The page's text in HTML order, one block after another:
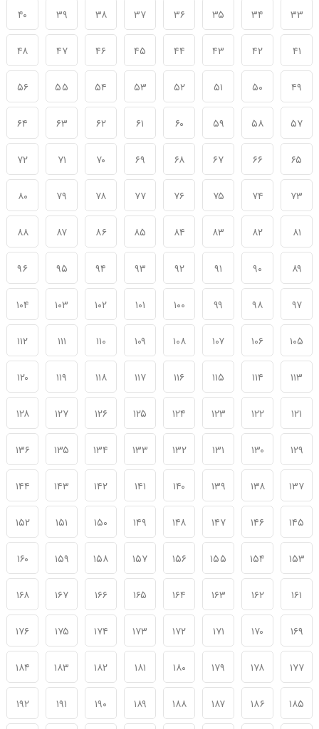
۳۳ ۳۴ ۳۵ ۳۶ ۳۷ ۳۸ ۳۹ ۴۰
۴۱ ۴۲ ۴۳ ۴۴ ۴۵ ۴۶ ۴۷ ۴۸
۴۹ ۵۰ ۵۱ ۵۲ ۵۳ ۵۴ ۵۵ ۵۶
۵۷ ۵۸ ۵۹ ۶۰ ۶۱ ۶۲ ۶۳ ۶۴
۶۵ ۶۶ ۶۷ ۶۸ ۶۹ ۷۰ ۷۱ ۷۲
۷۳ ۷۴ ۷۵ ۷۶ ۷۷ ۷۸ ۷۹ ۸۰
۸۱ ۸۲ ۸۳ ۸۴ ۸۵ ۸۶ ۸۷ ۸۸
۸۹ ۹۰ ۹۱ ۹۲ ۹۳ ۹۴ ۹۵ ۹۶
۹۷ ۹۸ ۹۹ ۱۰۰ ۱۰۱ ۱۰۲ ۱۰۳ ۱۰۴
۱۰۵ ۱۰۶ ۱۰۷ ۱۰۸ ۱۰۹ ۱۱۰ ۱۱۱ ۱۱۲
۱۱۳ ۱۱۴ ۱۱۵ ۱۱۶ ۱۱۷ ۱۱۸ ۱۱۹ ۱۲۰
۱۲۱ ۱۲۲ ۱۲۳ ۱۲۴ ۱۲۵ ۱۲۶ ۱۲۷ ۱۲۸
۱۲۹ ۱۳۰ ۱۳۱ ۱۳۲ ۱۳۳ ۱۳۴ ۱۳۵ ۱۳۶
۱۳۷ ۱۳۸ ۱۳۹ ۱۴۰ ۱۴۱ ۱۴۲ ۱۴۳ ۱۴۴
۱۴۵ ۱۴۶ ۱۴۷ ۱۴۸ ۱۴۹ ۱۵۰ ۱۵۱ ۱۵۲
۱۵۳ ۱۵۴ ۱۵۵ ۱۵۶ ۱۵۷ ۱۵۸ ۱۵۹ ۱۶۰
۱۶۱ ۱۶۲ ۱۶۳ ۱۶۴ ۱۶۵ ۱۶۶ ۱۶۷ ۱۶۸
۱۶۹ ۱۷۰ ۱۷۱ ۱۷۲ ۱۷۳ ۱۷۴ ۱۷۵ ۱۷۶
۱۷۷ ۱۷۸ ۱۷۹ ۱۸۰ ۱۸۱ ۱۸۲ ۱۸۳ ۱۸۴
۱۸۵ ۱۸۶ ۱۸۷ ۱۸۸ ۱۸۹ ۱۹۰ ۱۹۱ ۱۹۲